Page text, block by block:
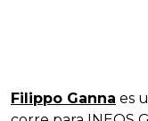
Filippo Ganna es